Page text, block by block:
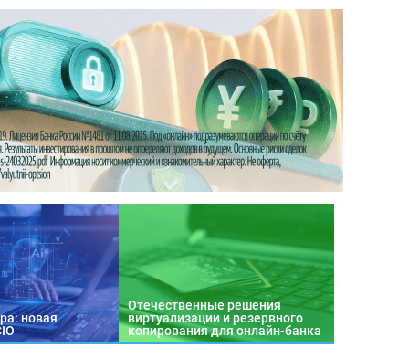
новая
Отечественные решения
виртуализации и резервного
копирования для онлайн-банка